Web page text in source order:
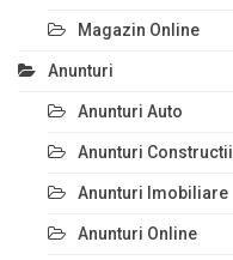
Magazin Online
Anunturi
Anunturi Auto
Anunturi Constructii
Anunturi Imobiliare
Anunturi Online